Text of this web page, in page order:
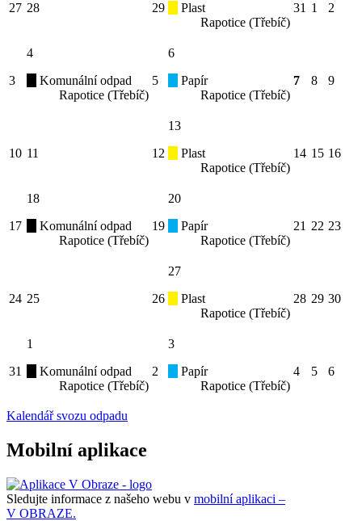
27 28 29
Plast
Rapotice (Třebíč)
31 1 2
3
4
Komunální odpad
Rapotice (Třebíč)
5
6
Papír
Rapotice (Třebíč)
7 8 9
10 11 12
13
Plast
Rapotice (Třebíč)
14 15 16
17
18
Komunální odpad
Rapotice (Třebíč)
19
20
Papír
Rapotice (Třebíč)
21 22 23
24 25 26
27
Plast
Rapotice (Třebíč)
28 29 30
31
1
Komunální odpad
Rapotice (Třebíč)
2
3
Papír
Rapotice (Třebíč)
4 5 6
Kalendář svozu odpadu
Mobilní aplikace
Sledujte informace z našeho webu v mobilní aplikaci –
V OBRAZE.